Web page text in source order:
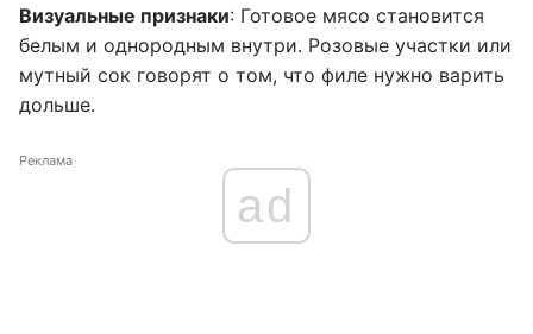
Визуальные признаки: Готовое мясо становится
белым и однородным внутри. Розовые участки или
мутный сок говорят о том, что филе нужно варить
дольше.
Реклама
ad